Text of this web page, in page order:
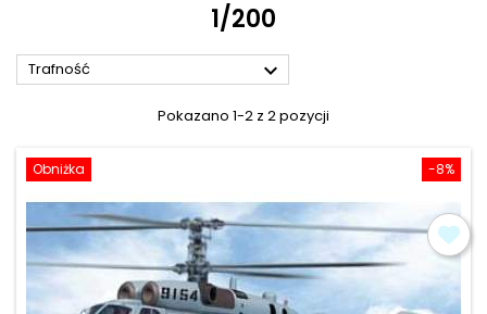
1/200
Trafność 
Pokazano 1-2 z 2 pozycji
-8%
Obniżka